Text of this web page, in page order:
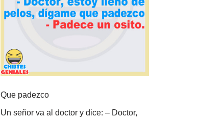
Que padezco
Un señor va al doctor y dice: – Doctor,